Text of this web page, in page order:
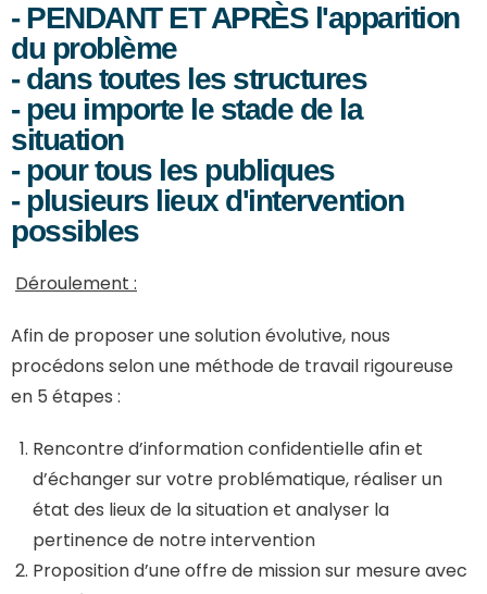
- PENDANT ET APRÈS l'apparition
du problème
- dans toutes les structures
- peu importe le stade de la
situation
- pour tous les publiques
- plusieurs lieux d'intervention
possibles
Déroulement :
Afin de proposer une solution évolutive, nous
procédons selon une méthode de travail rigoureuse
en 5 étapes :
Rencontre d’information confidentielle afin et
d’échanger sur votre problématique, réaliser un
état des lieux de la situation et analyser la
pertinence de notre intervention
Proposition d’une offre de mission sur mesure avec